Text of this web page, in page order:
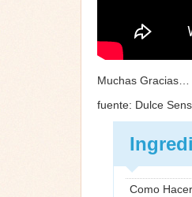
Muchas Gracias…
fuente: Dulce
Como